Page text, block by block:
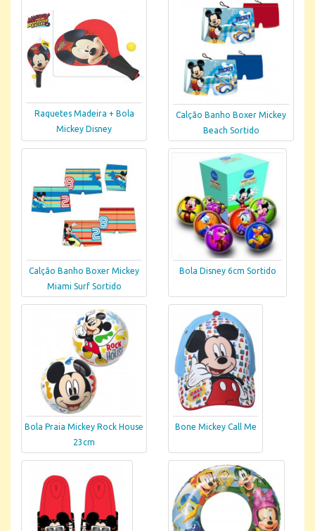
Raquetes Madeira + Bola
Mickey Disney
Calção Banho Boxer Mickey
Beach Sortido
Calção Banho Boxer Mickey
Miami Surf Sortido
Bola Disney 6cm Sortido
Bola Praia Mickey Rock House
23cm
Bone Mickey Call Me